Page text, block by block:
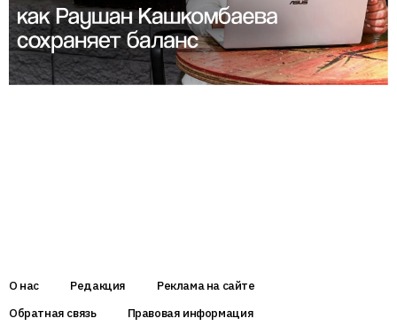
О нас Редакция
Реклама на сайте
Обратная связь
Правовая информация